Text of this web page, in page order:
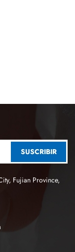
SUSCRIBIR
Fujian Province,